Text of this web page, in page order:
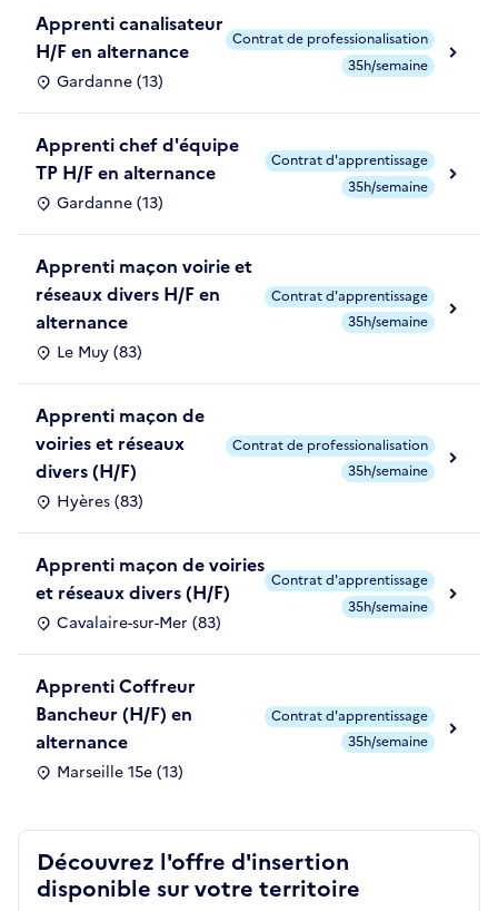
Apprenti canalisateur
H/F en alternance
Gardanne (13)
Contrat de professionalisation
35h/semaine
Apprenti chef d'équipe
TP H/F en alternance
Gardanne (13)
Contrat d'apprentissage
35h/semaine
Apprenti maçon voirie et
réseaux divers H/F en
alternance
Le Muy (83)
Contrat d'apprentissage
35h/semaine
Apprenti maçon de
voiries et réseaux
divers (H/F)
Hyères (83)
Contrat de professionalisation
35h/semaine
Apprenti maçon de voiries
et réseaux divers (H/F)
Cavalaire-sur-Mer (83)
Contrat d'apprentissage
35h/semaine
Apprenti Coffreur
Bancheur (H/F) en
alternance
Marseille 15e (13)
Contrat d'apprentissage
35h/semaine
Découvrez l'offre d'insertion
disponible sur votre territoire